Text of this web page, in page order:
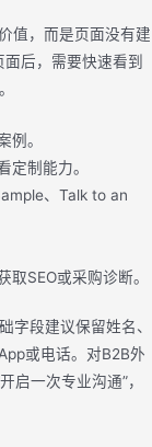
值，而是页面没有建
面后，需要快速看到
例。
定制能力。
、Talk to an
SEO或采购诊断。
字段建议保留姓名、
或电话。对B2B外
启一次专业沟通”，